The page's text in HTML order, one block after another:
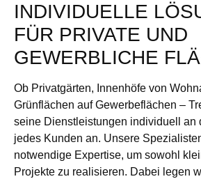
INDIVIDUELLE
FÜR PRIVATE UND
GEWERBLICHE
Ob Privatgärten, Innenhöfe von
Grünflächen auf Gewerbeflächen –
seine Dienstleistungen individuell an
jedes Kunden an. Unsere
notwendige Expertise, um sowohl
Projekte zu realisieren. Dabei legen